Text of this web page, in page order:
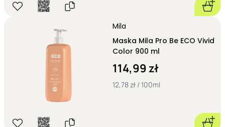
Mila
Maska Mila Pro Be ECO Vivid
Color 900 ml
114,99 zł
12,78 zł / 100ml